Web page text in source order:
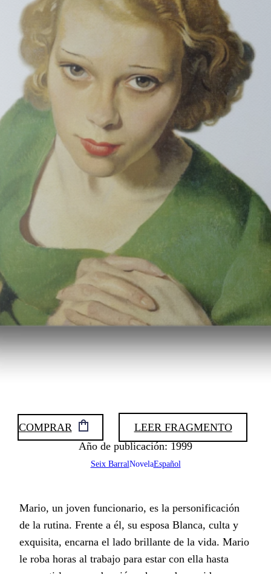
COMPRAR
LEER FRAGMENTO
Año de publicación: 1999
Seix BarralNovelaEspañol
Mario, un joven funcionario, es la personificación
de la rutina. Frente a él, su esposa Blanca, culta y
exquisita, encarna el lado brillante de la vida. Mario
le roba horas al trabajo para estar con ella hasta